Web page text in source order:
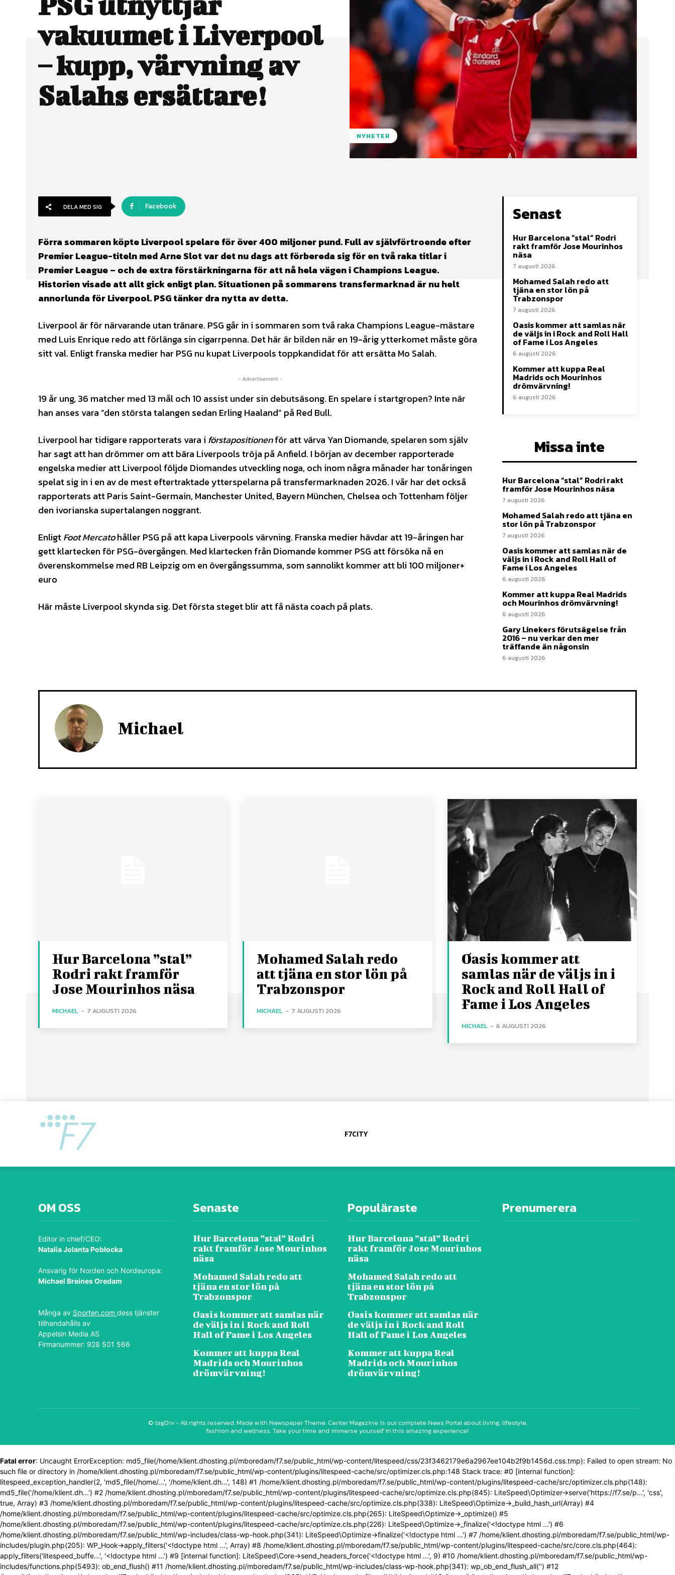
vakuumet i Liverpool
– kupp, värvning av
Salahs ersättare!
NYHETER
DELA MED SIG Facebook
Förra sommaren köpte Liverpool spelare för över 400 miljoner pund. Full av självförtroende efter
Premier League-titeln med Arne Slot var det nu dags att förbereda sig för en två raka titlar i
Premier League – och de extra förstärkningarna för att nå hela vägen i Champions League.
Historien visade att allt gick enligt plan. Situationen på sommarens transfermarknad är nu helt
annorlunda för Liverpool. PSG tänker dra nytta av detta.
Liverpool är för närvarande utan tränare. PSG går in i sommaren som två raka Champions League-mästare
med Luis Enrique redo att förlänga sin cigarrpenna. Det här är bilden när en 19-årig ytterkomet måste göra
sitt val. Enligt franska medier har PSG nu kupat Liverpools toppkandidat för att ersätta Mo Salah.
- Advertisement -
19 år ung, 36 matcher med 13 mål och 10 assist under sin debutsäsong. En spelare i startgropen? Inte när
han anses vara ”den största talangen sedan Erling Haaland” på Red Bull.
Liverpool har tidigare rapporterats vara i förstapositionenför att värva Yan Diomande, spelaren som själv
har sagt att han drömmer om att bära Liverpools tröja på Anfield. I början av december rapporterade
engelska medier att Liverpool följde Diomandes utveckling noga, och inom några månader har tonåringen
spelat sig in i en av de mest eftertraktade ytterspelarna på transfermarknaden 2026. I vår har det också
rapporterats att Paris Saint-Germain, Manchester United, Bayern München, Chelsea och Tottenham följer
den ivorianska supertalangen noggrant.
EnligtFoot Mercatohåller PSG på att kapa Liverpools värvning. Franska medier hävdar att 19-åringen har
gett klartecken för PSG-övergången. Med klartecken från Diomande kommer PSG att försöka nå en
överenskommelse med RB Leipzig om en övergångssumma, som sannolikt kommer att bli 100 miljoner+
euro
Här måste Liverpool skynda sig. Det första steget blir att få nästa coach på plats.
Senast
Hur Barcelona ”stal” Rodri
rakt framför Jose Mourinhos
näsa
7 augusti 2026
Mohamed Salah redo att
tjäna en stor lön på
Trabzonspor
7 augusti 2026
Oasis kommer att samlas när
de väljs in i Rock and Roll Hall
of Fame i Los Angeles
6 augusti 2026
Kommer att kuppa Real
Madrids och Mourinhos
drömvärvning!
6 augusti 2026
Missa inte
Hur Barcelona ”stal” Rodri rakt
framför Jose Mourinhos näsa
7 augusti 2026
Mohamed Salah redo att tjäna en
stor lön på Trabzonspor
7 augusti 2026
Oasis kommer att samlas när de
väljs in i Rock and Roll Hall of
Fame i Los Angeles
6 augusti 2026
Kommer att kuppa Real Madrids
och Mourinhos drömvärvning!
6 augusti 2026
Gary Linekers förutsägelse från
2016 – nu verkar den mer
träffande än någonsin
6 augusti 2026
Michael
Hur Barcelona ”stal”
Rodri rakt framför
Jose Mourinhos näsa
MICHAEL - 7 AUGUSTI 2026
Mohamed Salah redo
att tjäna en stor lön på
Trabzonspor
MICHAEL - 7 AUGUSTI 2026
Oasis kommer att
samlas när de väljs in i
Rock and Roll Hall of
Fame i Los Angeles
MICHAEL - 6 AUGUSTI 2026
F7CITY
OM OSS
Editor in chief/CEO:
Natalia Jolanta Pobłocka
Ansvarig för Norden och Nordeuropa:
Michael Breines Oredam
Många av Sporten.com dess tjänster
tillhandahålls av
Appelsin Media AS
Firmanummer: 928 501 566
Senaste
Hur Barcelona ”stal” Rodri
rakt framför Jose Mourinhos
näsa
Mohamed Salah redo att
tjäna en stor lön på
Trabzonspor
Oasis kommer att samlas när
de väljs in i Rock and Roll
Hall of Fame i Los Angeles
Kommer att kuppa Real
Madrids och Mourinhos
drömvärvning!
Populäraste
Hur Barcelona ”stal” Rodri
rakt framför Jose Mourinhos
näsa
Mohamed Salah redo att
tjäna en stor lön på
Trabzonspor
Oasis kommer att samlas när
de väljs in i Rock and Roll
Hall of Fame i Los Angeles
Kommer att kuppa Real
Madrids och Mourinhos
drömvärvning!
Prenumerera
© tagDiv - All rights reserved. Made with Newspaper Theme. Center Magazine is our complete News Portal about living, lifestyle,
fashion and wellness. Take your time and immerse yourself in this amazing experience!
Fatal error: Uncaught ErrorException: md5_file(/home/klient.dhosting.pl/mboredam/f7.se/public_html/wp-content/litespeed/css/23f3462179e6a2967ee104b2f9b1456d.css.tmp): Failed to open stream: No
such file or directory in /home/klient.dhosting.pl/mboredam/f7.se/public_html/wp-content/plugins/litespeed-cache/src/optimizer.cls.php:148 Stack trace: #0 [internal function]:
litespeed_exception_handler(2, 'md5_file(/home/...', '/home/klient.dh...', 148) #1 /home/klient.dhosting.pl/mboredam/f7.se/public_html/wp-content/plugins/litespeed-cache/src/optimizer.cls.php(148):
md5_file('/home/klient.dh...') #2 /home/klient.dhosting.pl/mboredam/f7.se/public_html/wp-content/plugins/litespeed-cache/src/optimize.cls.php(845): LiteSpeed\Optimizer->serve('https://f7.se/p...', 'css',
true, Array) #3 /home/klient.dhosting.pl/mboredam/f7.se/public_html/wp-content/plugins/litespeed-cache/src/optimize.cls.php(338): LiteSpeed\Optimize->_build_hash_url(Array) #4
/home/klient.dhosting.pl/mboredam/f7.se/public_html/wp-content/plugins/litespeed-cache/src/optimize.cls.php(265): LiteSpeed\Optimize->_optimize() #5
/home/klient.dhosting.pl/mboredam/f7.se/public_html/wp-content/plugins/litespeed-cache/src/optimize.cls.php(226): LiteSpeed\Optimize->_finalize('<!doctype html ...') #6
/home/klient.dhosting.pl/mboredam/f7.se/public_html/wp-includes/class-wp-hook.php(341): LiteSpeed\Optimize->finalize('<!doctype html ...') #7 /home/klient.dhosting.pl/mboredam/f7.se/public_html/wp-
includes/plugin.php(205): WP_Hook->apply_filters('<!doctype html ...', Array) #8 /home/klient.dhosting.pl/mboredam/f7.se/public_html/wp-content/plugins/litespeed-cache/src/core.cls.php(464):
apply_filters('litespeed_buffe...', '<!doctype html ...') #9 [internal function]: LiteSpeed\Core->send_headers_force('<!doctype html ...', 9) #10 /home/klient.dhosting.pl/mboredam/f7.se/public_html/wp-
includes/functions.php(5493): ob_end_flush() #11 /home/klient.dhosting.pl/mboredam/f7.se/public_html/wp-includes/class-wp-hook.php(341): wp_ob_end_flush_all('') #12